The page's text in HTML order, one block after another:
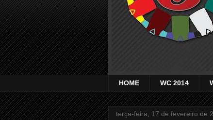
HOME WC 2014
terça-feira, 17 de fevereiro de